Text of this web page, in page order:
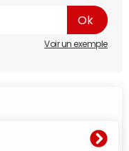
Voir un exemple